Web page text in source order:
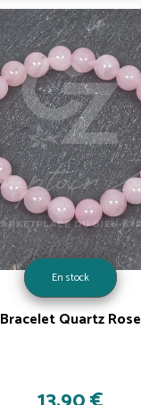
En stock
Bracelet Quartz Rose